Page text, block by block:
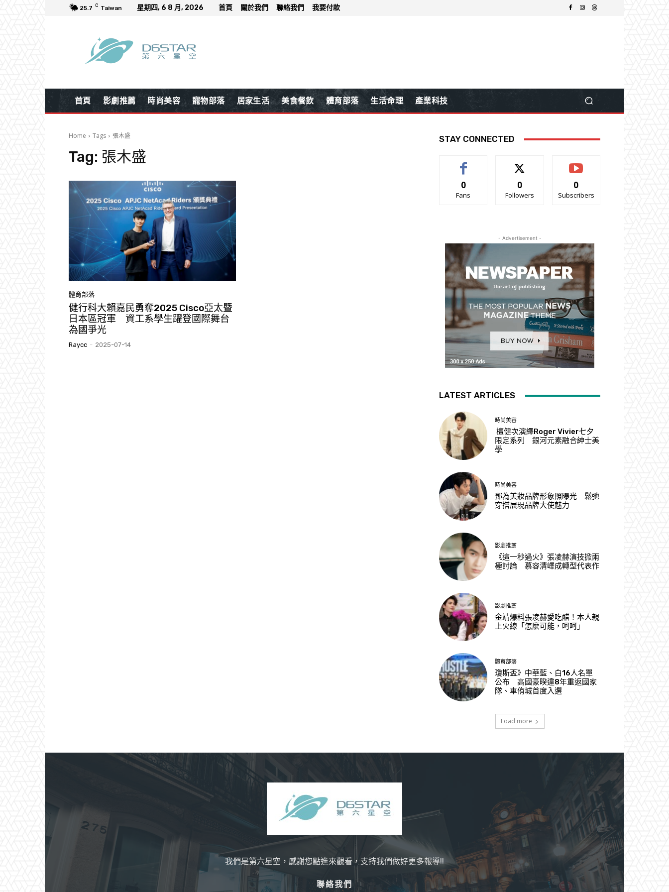
25.7 C Taiwan 星期四, 6 8 月, 2026 首頁 關於我們 聯絡我們 我要付款
首頁 影劇推薦 時尚美容 寵物部落 居家生活 美食餐飲 體育部落 生活命理 產業科技
Home Tags 張木盛
Tag: 張木盛
體育部落
健行科大賴嘉民勇奪2025 Cisco亞太暨
日本區冠軍 資工系學生躍登國際舞台
為國爭光
Raycc - 2025-07-14
STAY CONNECTED
0
Fans
0
Followers
0
Subscribers
- Advertisement -
LATEST ARTICLES
時尚美容
檀健次演繹Roger Vivier七夕
限定系列 銀河元素融合紳士美
學
時尚美容
鄧為美妝品牌形象照曝光 鬆弛
穿搭展現品牌大使魅力
影劇推薦
《這一秒過火》張凌赫演技掀兩
極討論 慕容清嶧成轉型代表作
影劇推薦
金靖爆料張凌赫愛吃醋！本人親
上火線「怎麼可能，呵呵」
體育部落
瓊斯盃》中華藍、白16人名單
公布 高國豪暌違8年重返國家
隊、車侑城首度入選
Load more
我們是第六星空，感謝您點進來觀看，支持我們做好更多報導!!
聯絡我們